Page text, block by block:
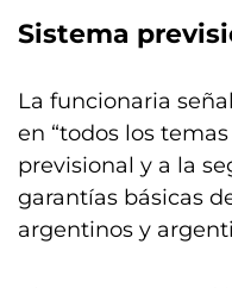
Sistema
La funcionaria
en “todos los
previsional y a la
garantías básicas
argentinos y